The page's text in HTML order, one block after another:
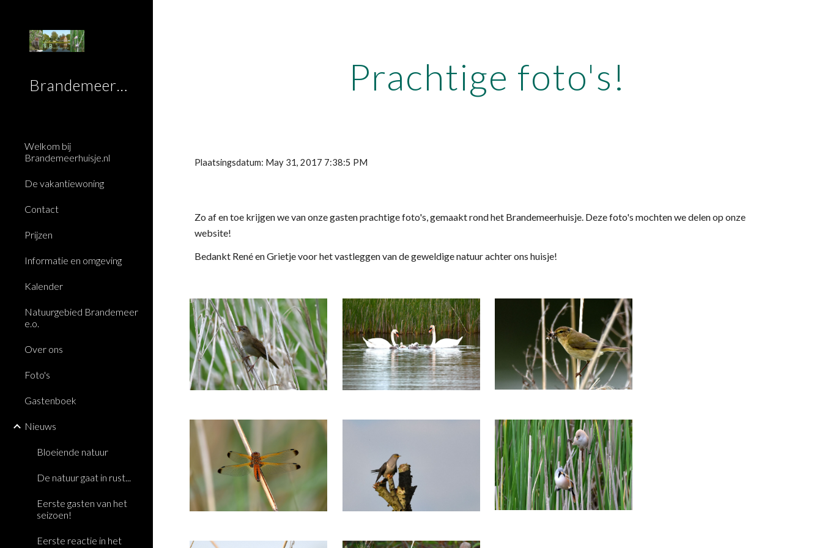
Brandemeerhuisje
Welkom bij
Brandemeerhuisje.nl
De vakantiewoning
Contact
Prijzen
Informatie en omgeving
Kalender
Natuurgebied Brandemeer
e.o.
Over ons
Foto's
Gastenboek
Nieuws
Bloeiende natuur
De natuur gaat in rust...
Eerste gasten van het
seizoen!
Eerste reactie in het
Prachtige foto's!
Plaatsingsdatum: May 31, 2017 7:38:5 PM
Zo af en toe krijgen we van onze gasten prachtige foto's, gemaakt rond het Brandemeerhuisje. Deze foto's mochten we delen op onze
website!
Bedankt René en Grietje voor het vastleggen van de geweldige natuur achter ons huisje!